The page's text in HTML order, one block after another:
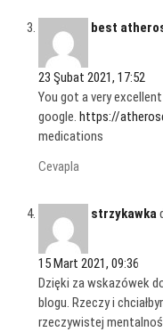
best
23 Şubat 2021, 17:52
You got a very
google.https://
medications
Cevapla
strzykawka
15 Mart 2021, 09:36
Dzięki za wskazówek
blogu. Rzeczy i
rzeczywistej